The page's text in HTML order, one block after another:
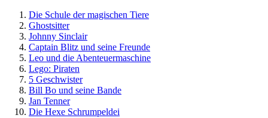
Die Schule der magischen Tiere
Ghostsitter
Johnny Sinclair
Captain Blitz und seine Freunde
Leo und die Abenteuermaschine
Lego: Piraten
5 Geschwister
Bill Bo und seine Bande
Jan Tenner
Die Hexe Schrumpeldei